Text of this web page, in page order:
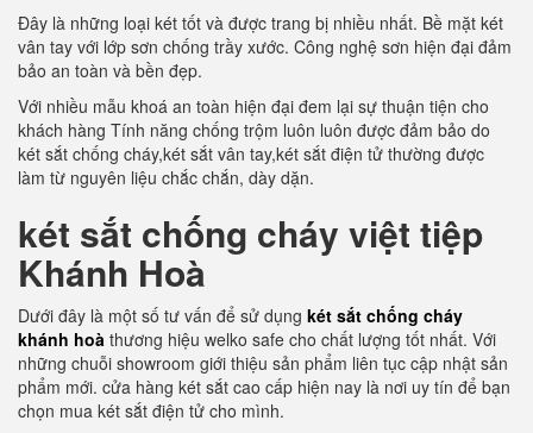
Đây là những loại két tốt và được trang bị nhiều nhất. Bề mặt két
vân tay với lớp sơn chống trầy xước. Công nghệ sơn hiện đại đảm
bảo an toàn và bền đẹp.
Với nhiều mẫu khoá an toàn hiện đại đem lại sự thuận tiện cho
khách hàng Tính năng chống trộm luôn luôn được đảm bảo do
két sắt chống cháy,két sắt vân tay,két sắt điện tử thường được
làm từ nguyên liệu chắc chắn, dày dặn.
két sắt chống cháy việt tiệp
Khánh Hoà
Dưới đây là một số tư vấn để sử dụng két sắt chống cháy
khánh hoà thương hiệu welko safe cho chất lượng tốt nhất. Với
những chuỗi showroom giới thiệu sản phẩm liên tục cập nhật sản
phẩm mới. cửa hàng két sắt cao cấp hiện nay là nơi uy tín để bạn
chọn mua két sắt điện tử cho mình.